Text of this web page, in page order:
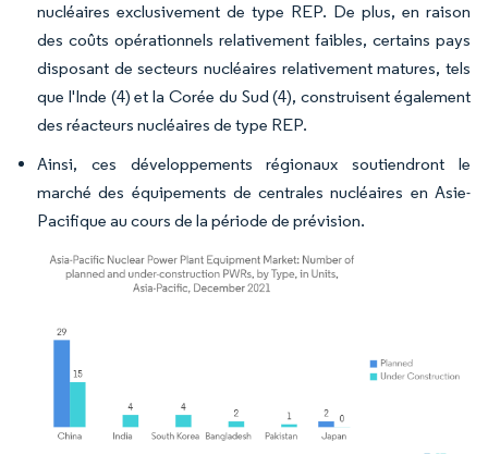
nucléaires exclusivement de type REP. De plus, en raison
des coûts opérationnels relativement faibles, certains pays
disposant de secteurs nucléaires relativement matures, tels
que l'Inde (4) et la Corée du Sud (4), construisent également
des réacteurs nucléaires de type REP.
Ainsi, ces développements régionaux soutiendront le
marché des équipements de centrales nucléaires en Asie-
Pacifique au cours de la période de prévision.